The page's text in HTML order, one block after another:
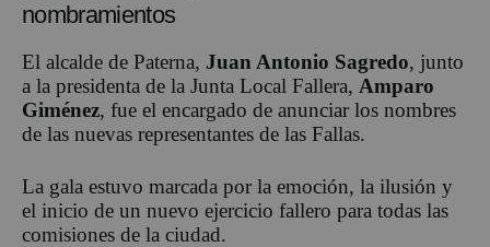
nombramientos
El alcalde de Paterna, Juan Antonio Sagredo, junto
a la presidenta de la Junta Local Fallera, Amparo
Giménez, fue el encargado de anunciar los nombres
de las nuevas representantes de las Fallas.
La gala estuvo marcada por la emoción, la ilusión y
el inicio de un nuevo ejercicio fallero para todas las
comisiones de la ciudad.